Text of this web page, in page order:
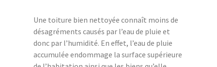
Une toiture bien nettoyée connaît moins de
désagréments causés par l’eau de pluie et
donc par l’humidité. En effet, l’eau de pluie
accumulée endommage la surface supérieure